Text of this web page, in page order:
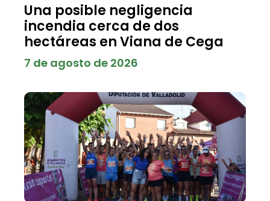
Una posible negligencia
incendia cerca de dos
hectáreas en Viana de Cega
7 de agosto de 2026